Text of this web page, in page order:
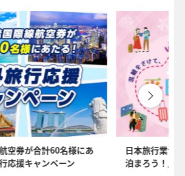
モーションコードについて
だいた条件でのもっともおトクな運賃となりま
は最新ではない場合があります。[検索する]ボタ
結果をご確認ください。
確認できない都市・日付となります。空席照会
報をご確認ください。
、燃油特別付加運賃、航空保険特別料金、その
どが含まれます。発券時に再計算するため、変
す。
空券が合計60名様にあ
応援キャンペーン
日本旅行業協
泊まろう！」